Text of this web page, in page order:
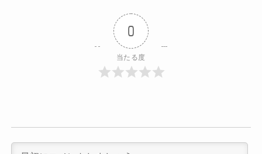
0
当たる度